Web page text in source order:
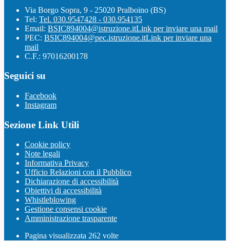
Via Borgo Sopra, 9 - 25020 Pralboino (BS)
Tel: Tel. 030.9547428 - 030.954135
Email: BSIC894004@istruzione.itLink per inviare una mail
PEC: BSIC894004@pec.istruzione.itLink per inviare una
mail
C.F.: 97016200178
Seguici su
Facebook
Instagram
Sezione Link Utili
Cookie policy
Note legali
Informativa Privacy
Ufficio Relazioni con il Pubblico
Dichiarazione di accessibilità
Obiettivi di accessibilità
Whistleblowing
Gestione consensi cookie
Amministrazione trasparente
Pagina visualizzata 262 volte